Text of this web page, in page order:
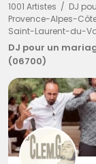
1001 Artistes DJ
Provence-Alpes-
Saint-Laurent-du-
DJ pour un
(06700)